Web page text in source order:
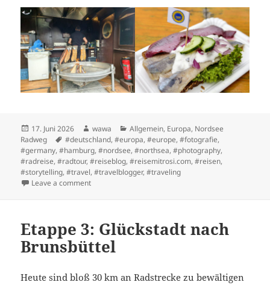
Posted
on
17. Juni 2026 Author
wawa Categories
Allgemein, Europa, Nordsee
Radweg
Tags
#deutschland,#europa,#europe,#fotografie,
#germany,#hamburg,#nordsee,#northsea,#photography,
#radreise,#radtour,#reiseblog,#reisemitrosi.com,#reisen,
#storytelling,#travel,#travelblogger,#traveling
Leave a commenton Etappe 2: Elmshorn nach Glückstadt
Etappe 3: Glückstadt nach
Brunsbüttel
Heute sind bloß 30 km an Radstrecke zu bewältigen